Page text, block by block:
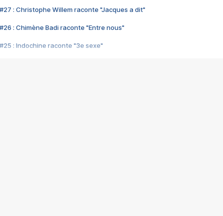
#27 : Christophe Willem raconte "Jacques a dit"
#26 : Chimène Badi raconte "Entre nous"
#25 : Indochine raconte "3e sexe"